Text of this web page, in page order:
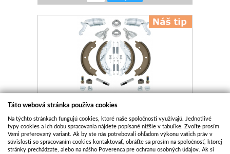
SÚPRAVA VEĽKÁ BRZDOVÝCH ČEĽUSTÍ PRE NÁPRAVU
Kód:DNA270
Cena bez DPH€ 66.28
Cena s DPH€ 80.20
Táto webová stránka používa cookies
Na týchto stránkach fungujú cookies, ktoré naše spoločnosti využívajú. Jednotlivé
typy cookies a ich dobu spracovania nájdete popísané nižšie v tabuľke. Zvoľte prosím
Vami preferovaný variant. Ak by ste nás potrebovali ohľadom výkonu vašich práv v
súvislosti so spracovaním cookies kontaktovať, obráťte sa prosím na spoločnosť, ktorej
stránky prechádzate, alebo na nášho Poverenca pre ochranu osobných údajov. Ak si